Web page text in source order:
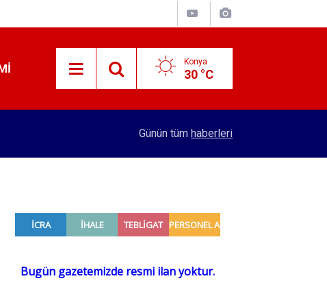
Konya
30 °C
Konya'da bakımı yapılmayan asansörler
Günün tüm haberleri